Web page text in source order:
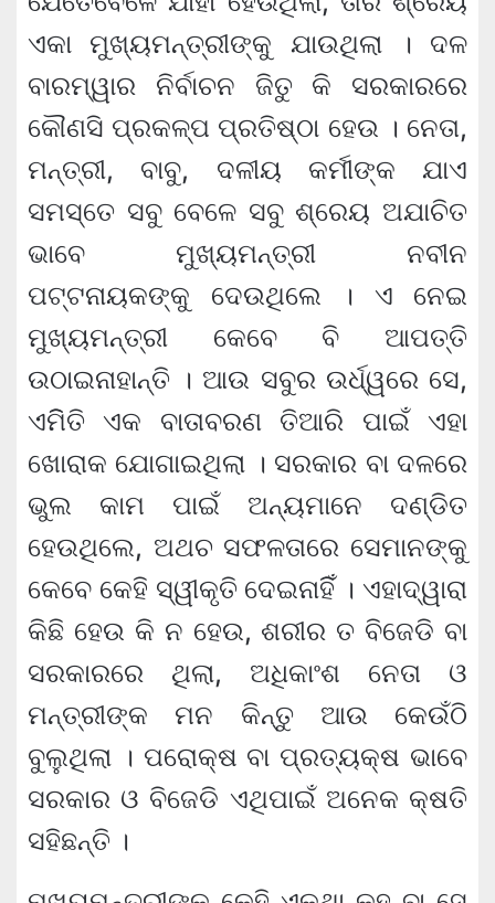
ଏକା ମୁଖ୍ୟମନ୍ତ୍ରୀଙ୍କୁ ଯାଉଥିଲା । ଦଳ
ବାରମ୍ୱାର ନିର୍ବାଚନ ଜିତୁ କି ସରକାରରେ
କୌଣସି ପ୍ରକଳ୍ପ ପ୍ରତିଷ୍ଠା ହେଉ । ନେତା,
ମନ୍ତ୍ରୀ, ବାବୁ, ଦଳୀୟ କର୍ମୀଙ୍କ ଯାଏ
ସମସ୍ତେ ସବୁ ବେଳେ ସବୁ ଶ୍ରେୟ ଅଯାଚିତ
ଭାବେ ମୁଖ୍ୟମନ୍ତ୍ରୀ ନବୀନ
ପଟ୍ଟନାୟକଙ୍କୁ ଦେଉଥିଲେ । ଏ ନେଇ
ମୁଖ୍ୟମନ୍ତ୍ରୀ କେବେ ବି ଆପତ୍ତି
ଉଠାଇନାହାନ୍ତି । ଆଉ ସବୁର ଉର୍ଧ୍ୱରେ ସେ,
ଏମିିତି ଏକ ବାତାବରଣ ତିଆରି ପାଇଁ ଏହା
ଖୋରାକ ଯୋଗାଇଥିଲା । ସରକାର ବା ଦଳରେ
ଭୁଲ କାମ ପାଇଁ ଅନ୍ୟମାନେ ଦଣ୍ଡିତ
ହେଉଥିଲେ, ଅଥଚ ସଫଳତାରେ ସେମାନଙ୍କୁ
କେବେ କେହି ସ୍ୱୀକୃତି ଦେଇନାହିିଁ । ଏହାଦ୍ୱାରା
କିଛି ହେଉ କି ନ ହେଉ, ଶରୀର ତ ବିଜେଡି ବା
ସରକାରରେ ଥିଲା, ଅଧିକାଂଶ ନେତା ଓ
ମନ୍ତ୍ରୀଙ୍କ ମନ କିନ୍ତୁ ଆଉ କେଉଁଠି
ବୁଲୁଥିଲା । ପରୋକ୍ଷ ବା ପ୍ରତ୍ୟକ୍ଷ ଭାବେ
ସରକାର ଓ ବିଜେଡି ଏଥିପାଇଁ ଅନେକ କ୍ଷତି
ସହିଛନ୍ତି ।